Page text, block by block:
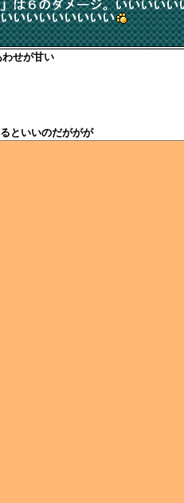
せが甘い
といいのだががが